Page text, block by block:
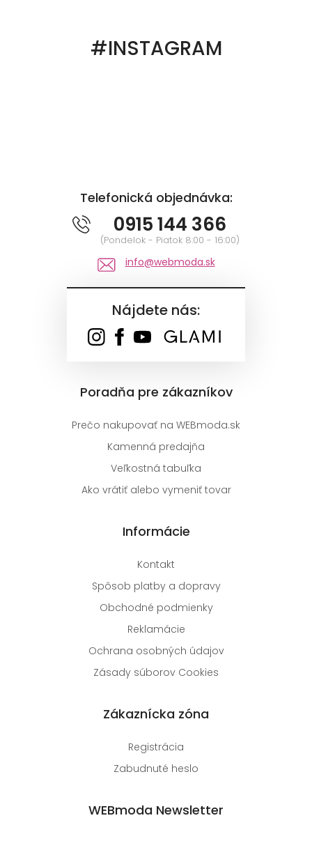
#INSTAGRAM
Telefonická objednávka:
0915 144 366
(Pondelok - Piatok 8:00 - 16:00)
info@webmoda.sk
Nájdete nás:
Poradňa pre zákazníkov
Prečo nakupovať na WEBmoda.sk
Kamenná predajňa
Veľkostná tabuľka
Ako vrátiť alebo vymeniť tovar
Informácie
Kontakt
Spôsob platby a dopravy
Obchodné podmienky
Reklamácie
Ochrana osobných údajov
Zásady súborov Cookies
Zákaznícka zóna
Registrácia
Zabudnuté heslo
WEBmoda Newsletter